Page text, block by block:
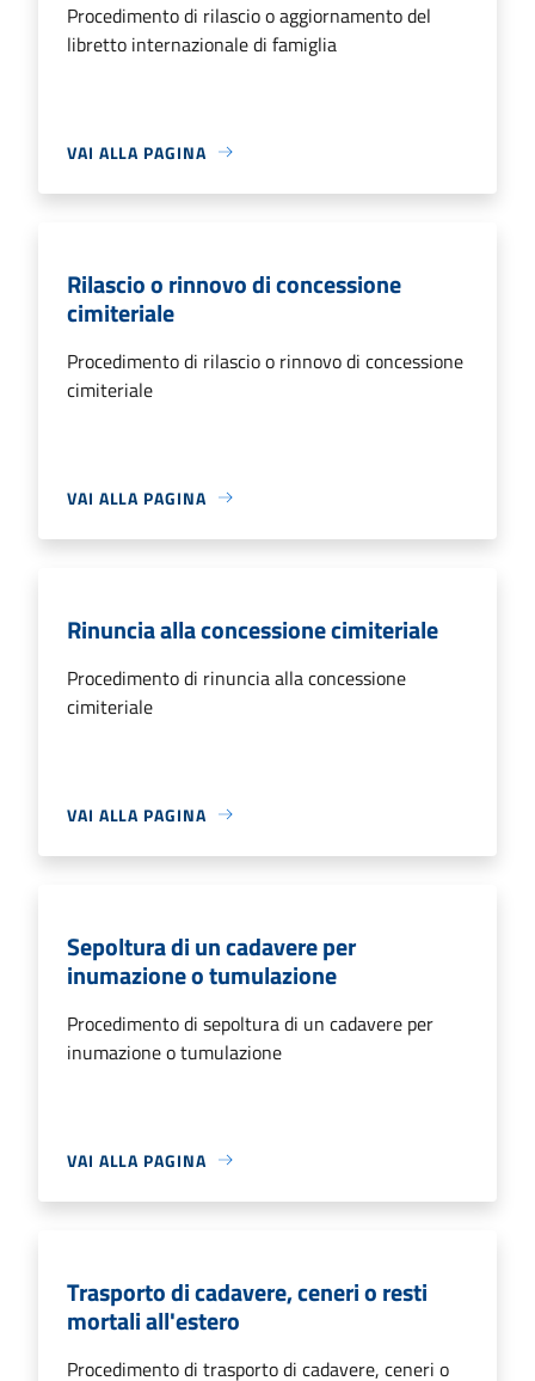
Procedimento di rilascio o aggiornamento del
libretto internazionale di famiglia
VAI ALLA PAGINA
Rilascio o rinnovo di concessione
cimiteriale
Procedimento di rilascio o rinnovo di concessione
cimiteriale
VAI ALLA PAGINA
Rinuncia alla concessione cimiteriale
Procedimento di rinuncia alla concessione
cimiteriale
VAI ALLA PAGINA
Sepoltura di un cadavere per
inumazione o tumulazione
Procedimento di sepoltura di un cadavere per
inumazione o tumulazione
VAI ALLA PAGINA
Trasporto di cadavere, ceneri o resti
mortali all'estero
Procedimento di trasporto di cadavere, ceneri o